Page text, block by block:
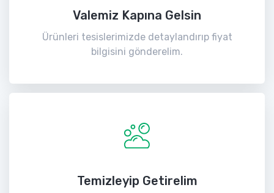
Valemiz Kapına Gelsin
Ürünleri tesislerimizde detaylandırıp fiyat
bilgisini gönderelim.
Temizleyip Getirelim